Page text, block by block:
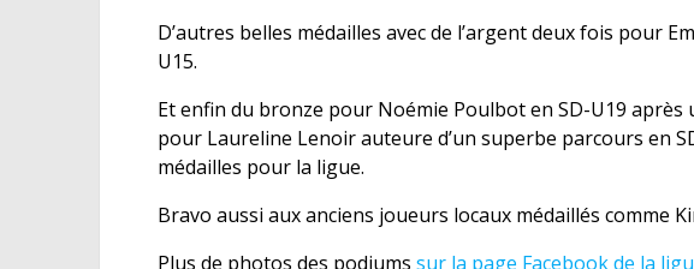
D’autres belles médailles avec de l’argent deux fois pour
U15.
Et enfin du bronze pour Noémie Poulbot en SD-U19
pour Laureline Lenoir auteure d’un superbe parcours en
médailles pour la ligue.
Bravo aussi aux anciens joueurs locaux médaillés comme
Plus de photos des podiumssur la page Facebook de la